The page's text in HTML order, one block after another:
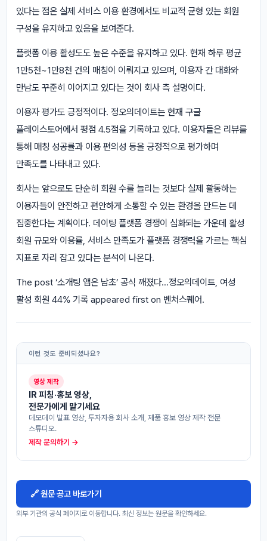
있다는 점은 실제 서비스 이용 환경에서도 비교적 균형 있는 회원
구성을 유지하고 있음을 보여준다.
플랫폼 이용 활성도도 높은 수준을 유지하고 있다. 현재 하루 평균
1만5천~1만8천 건의 매칭이 이뤄지고 있으며, 이용자 간 대화와
만남도 꾸준히 이어지고 있다는 것이 회사 측 설명이다.
이용자 평가도 긍정적이다. 정오의데이트는 현재 구글
플레이스토어에서 평점 4.5점을 기록하고 있다. 이용자들은 리뷰를
통해 매칭 성공률과 이용 편의성 등을 긍정적으로 평가하며
만족도를 나타내고 있다.
회사는 앞으로도 단순히 회원 수를 늘리는 것보다 실제 활동하는
이용자들이 안전하고 편안하게 소통할 수 있는 환경을 만드는 데
집중한다는 계획이다. 데이팅 플랫폼 경쟁이 심화되는 가운데 활성
회원 규모와 이용률, 서비스 만족도가 플랫폼 경쟁력을 가르는 핵심
지표로 자리 잡고 있다는 분석이 나온다.
The post ‘소개팅 앱은 남초’ 공식 깨졌다…정오의데이트, 여성
활성 회원 44% 기록 appeared first on 벤처스퀘어.
이런 것도 준비되셨나요?
영상 제작
IR 피칭·홍보 영상,
전문가에게 맡기세요
데모데이 발표 영상, 투자자용 회사 소개, 제품 홍보 영상 제작 전문
스튜디오.
제작 문의하기 →
🔗 원문 공고 바로가기
외부 기관의 공식 페이지로 이동합니다. 최신 정보는 원문을 확인하세요.